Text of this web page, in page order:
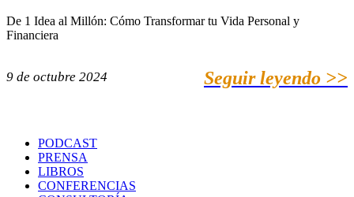
De 1 Idea al Millón: Cómo Transformar tu Vida Personal y
Financiera
9 de octubre 2024 Seguir leyendo >>
PODCAST
PRENSA
LIBROS
CONFERENCIAS